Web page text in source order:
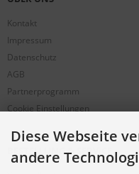
Kontakt
Impressum
Datenschutz
AGB
Partnerprogramm
Cookie Einstellungen
BESTELLUNG & SERVICE
Diese Webseite
andere